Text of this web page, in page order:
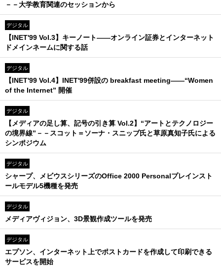
－－大学教育関連のセッションから
デジタル
【INET'99 Vol.3】キーノート――オンライン証券とインターネット
ドメインネームに関する話
デジタル
【INET'99 Vol.4】INET'99併設の breakfast meeting――“Women
of the Internet” 開催
デジタル
【メディアの足し算、記号の引き算 Vol.2】“アートとテクノロジー
の境界線”－－スコット＝ソーナ・スニッブ氏と草原真知子氏による
シンポジウム
デジタル
シャープ、メビウスシリーズのOffice 2000 Personalプレインスト
ールモデル5機種を発売
デジタル
メディアヴィジョン、3D景観作成ツールを発売
デジタル
エプソン、インターネット上でポストカードを作成して印刷できる
サービスを開始